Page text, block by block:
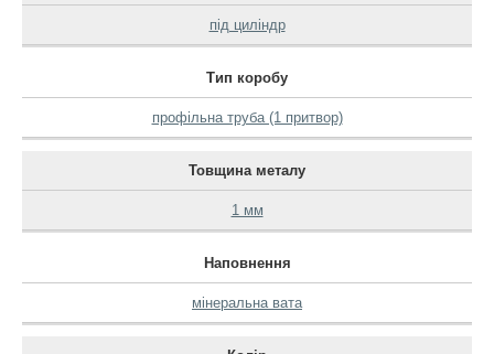
під циліндр
Тип коробу
профільна труба (1 притвор)
Товщина металу
1 мм
Наповнення
мінеральна вата